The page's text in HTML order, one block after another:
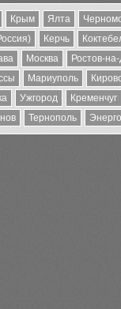
Крым Ялта
Керчь
Москва
Ростов-
Мариуполь
Ужгород
Кременчуг
Тернополь